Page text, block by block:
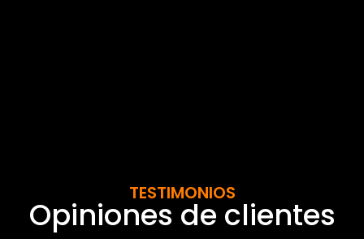
TESTIMONIOS
Opiniones de clientes